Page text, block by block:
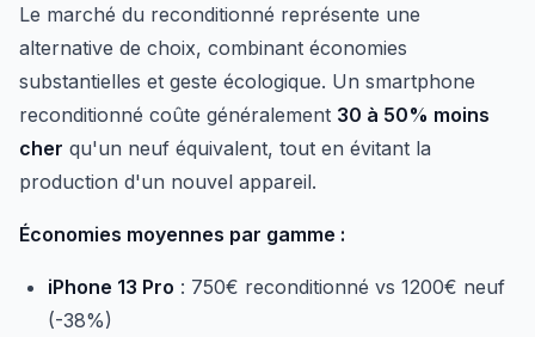
Le marché du reconditionné représente une
alternative de choix, combinant économies
substantielles et geste écologique. Un smartphone
reconditionné coûte généralement 30 à 50% moins
cher qu'un neuf équivalent, tout en évitant la
production d'un nouvel appareil.
Économies moyennes par gamme :
iPhone 13 Pro : 750€ reconditionné vs 1200€ neuf
(-38%)